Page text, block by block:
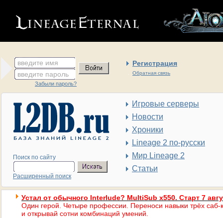
введите имя Регистрация
Обратная связь
введите пароль
Забыли пароль?
Поиск по сайту
Расширенный поиск
Игровые серверы
Новости
Хроники
Lineage 2 по-русски
Мир Lineage 2
Статьи
Устал от обычного Interlude? MultiSub x550. Старт 7
Один герой. Четыре профессии. Переноси навыки трёх саб-
и открывай сотни комбинаций умений.